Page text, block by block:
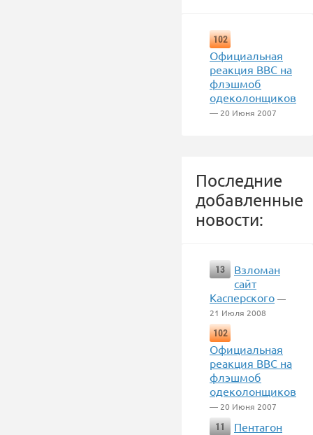
102
Официальная
реакция BBC на
флэшмоб
одеколонщиков
— 20 Июня 2007
Последние
добавленные
новости:
13
Взломан
сайт
Касперского —
21 Июля 2008
102
Официальная
реакция BBC на
флэшмоб
одеколонщиков
— 20 Июня 2007
11
Пентагон